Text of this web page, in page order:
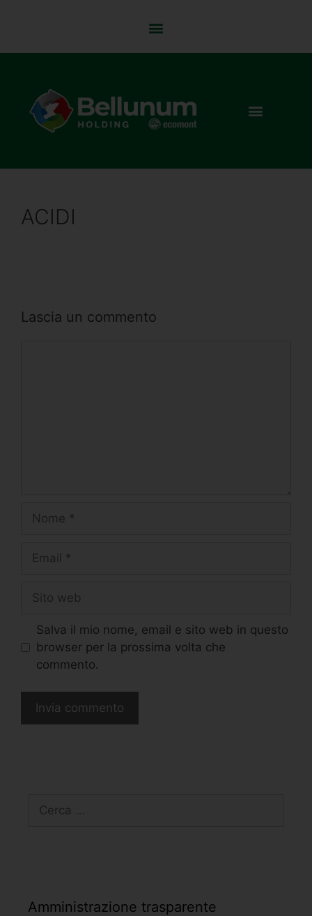
ACIDI
Lascia un commento
Salva il mio nome, email e sito web in questo
browser per la prossima volta che
commento.
Amministrazione trasparente